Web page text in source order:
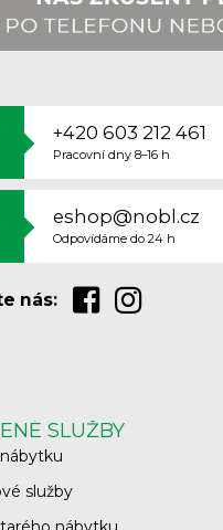
+420 603 212 461
Pracovní dny 8–16 h
eshop@nobl.cz
Odpovídáme do 24 h
nás:
SLUŽBY
služby